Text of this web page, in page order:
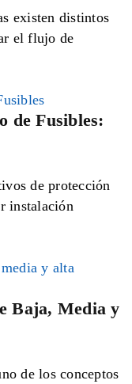
existen distintos
el flujo de
de Fusibles:
de protección
instalación
Baja, Media y
de los conceptos